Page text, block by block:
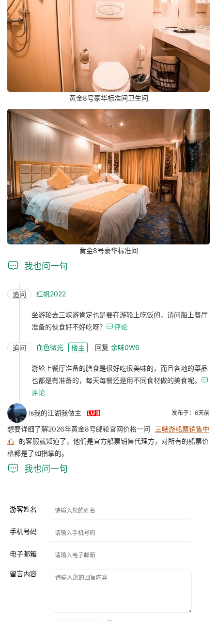
黄金8号豪华标准间卫生间
黄金8号豪华标准间
 我也问一句
追问 红帆2022
坐游轮去三峡游肯定也是要在游轮上吃饭的，请问船上餐厅
准备的伙食好不好吃呀？ 评论
追问 血色微光 楼主 回复 余味0W6
游轮上餐厅准备的膳食是很好吃很美味的，而且各地的菜品
也都是有准备的，每天每餐还是用不同食材做的美食呢。 
评论
ls我的江湖我做主  发布于：6天前
想要详细了解2026年黄金8号邮轮官网价格一问
三峡游船票销售中
心
的客服就知道了，他们是官方船票销售代理方，对所有的船票价
格都是了如指掌的。
 我也问一句
游客姓名
手机号码
电子邮箱
留言内容